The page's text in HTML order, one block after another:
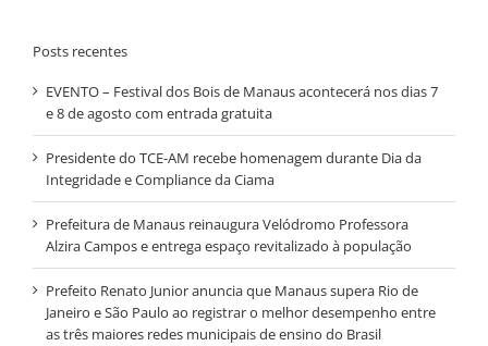
Posts recentes
EVENTO – Festival dos Bois de Manaus acontecerá nos dias 7
e 8 de agosto com entrada gratuita
Presidente do TCE-AM recebe homenagem durante Dia da
Integridade e Compliance da Ciama
Prefeitura de Manaus reinaugura Velódromo Professora
Alzira Campos e entrega espaço revitalizado à população
Prefeito Renato Junior anuncia que Manaus supera Rio de
Janeiro e São Paulo ao registrar o melhor desempenho entre
as três maiores redes municipais de ensino do Brasil